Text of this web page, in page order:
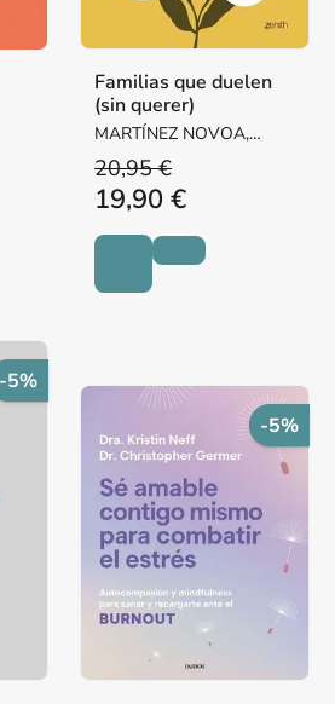
Familias que duelen
(sin querer)
MARTÍNEZ NOVOA,
MARTA
20,95 €
19,90 €
-5%
-5%